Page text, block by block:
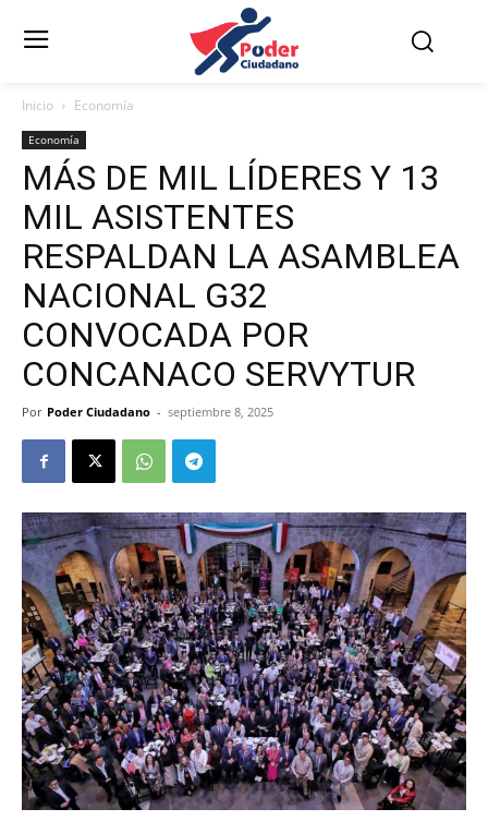
Inicio Economía
Economía
MÁS DE MIL LÍDERES Y 13
MIL ASISTENTES
RESPALDAN LA ASAMBLEA
NACIONAL G32
CONVOCADA POR
CONCANACO SERVYTUR
Por Poder Ciudadano - septiembre 8, 2025